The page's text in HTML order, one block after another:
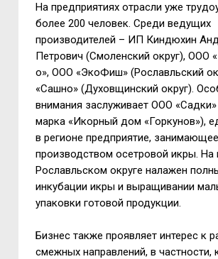
На предприятиях отрасли уже
более 200 человек. Среди ведущих
производителей – ИП Киндюхин
Петрович (Смоленский округ), ООО
о», ООО «ЭкоФиш» (Рославльский
«Сашно» (Духовщинский округ).
внимания заслуживает ООО «Садки»
марка «Икорный дом «Горкунов»),
в регионе предприятие,
производством осетровой икры. На
Рославльском округе налажен
инкубации икры и выращивании
упаковки готовой продукции.
Бизнес также проявляет интерес к
смежных направлений, в частности,